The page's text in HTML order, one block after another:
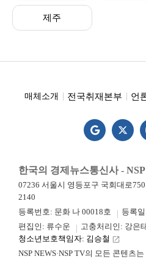
제주
매체소개 전국취재본부 언
한국의 경제뉴스통신사 -
07236 서울시 영등포구 국회대로
2140
등록번호: 문화 나 00018호
등록
편집인: 류수운
고충처리인: 강은
청소년보호책임자: 김승철 launch
NSP NEWS·NSP TV의 모든 콘텐츠